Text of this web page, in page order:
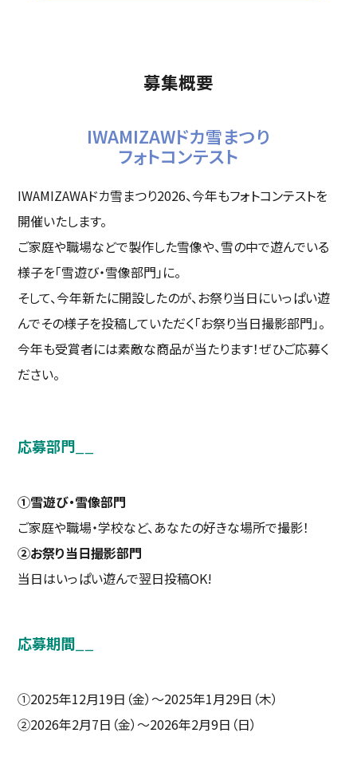
募集概要
IWAMIZAWドカ雪まつり
フォトコンテスト
IWAMIZAWAドカ雪まつり2026、今年もフォトコンテストを
開催いたします。
ご家庭や職場などで製作した雪像や、雪の中で遊んでいる
様子を「雪遊び・雪像部門」に。
そして、今年新たに開設したのが、お祭り当日にいっぱい遊
んでその様子を投稿していただく「お祭り当日撮影部門」。
今年も受賞者には素敵な商品が当たります！ぜひご応募く
ださい。
応募部門
①雪遊び・雪像部門
ご家庭や職場・学校など、あなたの好きな場所で撮影！
②お祭り当日撮影部門
当日はいっぱい遊んで翌日投稿OK!
応募期間
①2025年12月19日（金）～2025年1月29日（木）
②2026年2月7日（金）～2026年2月9日（日）